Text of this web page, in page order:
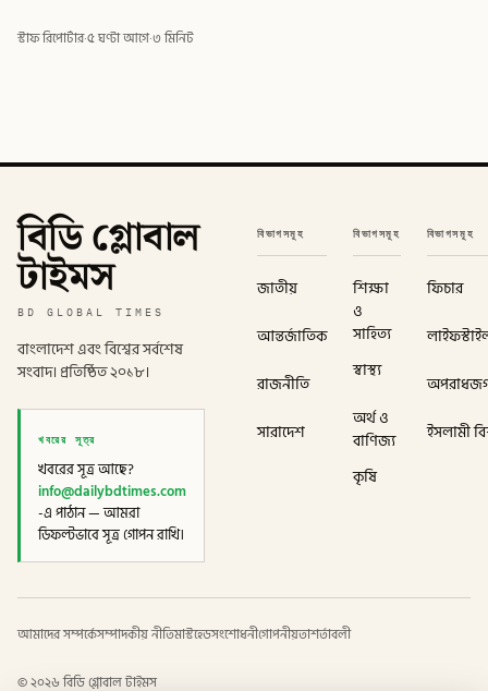
স্টাফ রিপোর্টার·৫ ঘণ্টা আগে·৩ মিনিট
বিডি গ্লোবাল
টাইমস
BD GLOBAL TIMES
বাংলাদেশ এবং বিশ্বের সর্বশেষ
সংবাদ। প্রতিষ্ঠিত ২০১৮।
খবরের সূত্র
খবরের সূত্র আছে?
info@dailybdtimes.com
-এ পাঠান — আমরা
ডিফল্টভাবে সূত্র গোপন রাখি।
বিভাগসমূহ
জাতীয়
আন্তর্জাতিক
রাজনীতি
সারাদেশ
বিভাগসমূহ
শিক্ষা
ও
সাহিত্য
স্বাস্থ্য
অর্থ ও
বাণিজ্য
কৃষি
বিভাগসমূহ
ফিচার
ইসলামী
আমাদের সম্পর্কেসম্পাদকীয় নীতিমাস্টহেডসংশোধনীগোপনীয়তাশর্তাবলী
©২০২৬বিডি গ্লোবাল টাইমস